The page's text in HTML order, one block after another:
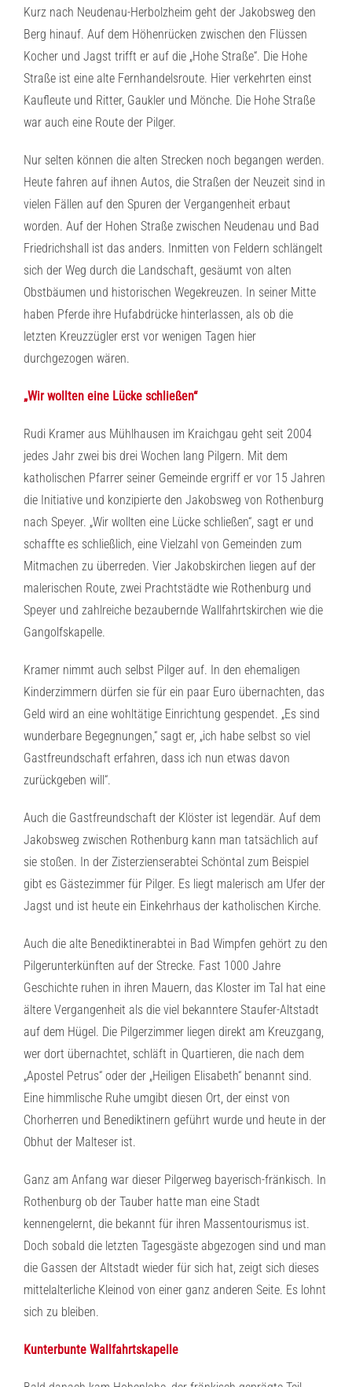
Kurz nach Neudenau-Herbolzheim geht der Jakobsweg den
Berg hinauf. Auf dem Höhenrücken zwischen den Flüssen
Kocher und Jagst trifft er auf die „Hohe Straße“. Die Hohe
Straße ist eine alte Fernhandelsroute. Hier verkehrten einst
Kaufleute und Ritter, Gaukler und Mönche. Die Hohe Straße
war auch eine Route der Pilger.
Nur selten können die alten Strecken noch begangen werden.
Heute fahren auf ihnen Autos, die Straßen der Neuzeit sind in
vielen Fällen auf den Spuren der Vergangenheit erbaut
worden. Auf der Hohen Straße zwischen Neudenau und Bad
Friedrichshall ist das anders. Inmitten von Feldern schlängelt
sich der Weg durch die Landschaft, gesäumt von alten
Obstbäumen und historischen Wegekreuzen. In seiner Mitte
haben Pferde ihre Hufabdrücke hinterlassen, als ob die
letzten Kreuzzügler erst vor wenigen Tagen hier
durchgezogen wären.
„Wir wollten eine Lücke schließen“
Rudi Kramer aus Mühlhausen im Kraichgau geht seit 2004
jedes Jahr zwei bis drei Wochen lang Pilgern. Mit dem
katholischen Pfarrer seiner Gemeinde ergriff er vor 15 Jahren
die Initiative und konzipierte den Jakobsweg von Rothenburg
nach Speyer. „Wir wollten eine Lücke schließen“, sagt er und
schaffte es schließlich, eine Vielzahl von Gemeinden zum
Mitmachen zu überreden. Vier Jakobskirchen liegen auf der
malerischen Route, zwei Prachtstädte wie Rothenburg und
Speyer und zahlreiche bezaubernde Wallfahrtskirchen wie die
Gangolfskapelle.
Kramer nimmt auch selbst Pilger auf. In den ehemaligen
Kinderzimmern dürfen sie für ein paar Euro übernachten, das
Geld wird an eine wohltätige Einrichtung gespendet. „Es sind
wunderbare Begegnungen,“ sagt er, „ich habe selbst so viel
Gastfreundschaft erfahren, dass ich nun etwas davon
zurückgeben will“.
Auch die Gastfreundschaft der Klöster ist legendär. Auf dem
Jakobsweg zwischen Rothenburg kann man tatsächlich auf
sie stoßen. In der Zisterzienserabtei Schöntal zum Beispiel
gibt es Gästezimmer für Pilger. Es liegt malerisch am Ufer der
Jagst und ist heute ein Einkehrhaus der katholischen Kirche.
Auch die alte Benediktinerabtei in Bad Wimpfen gehört zu den
Pilgerunterkünften auf der Strecke. Fast 1000 Jahre
Geschichte ruhen in ihren Mauern, das Kloster im Tal hat eine
ältere Vergangenheit als die viel bekanntere Staufer-Altstadt
auf dem Hügel. Die Pilgerzimmer liegen direkt am Kreuzgang,
wer dort übernachtet, schläft in Quartieren, die nach dem
„Apostel Petrus“ oder der „Heiligen Elisabeth“ benannt sind.
Eine himmlische Ruhe umgibt diesen Ort, der einst von
Chorherren und Benediktinern geführt wurde und heute in der
Obhut der Malteser ist.
Ganz am Anfang war dieser Pilgerweg bayerisch-fränkisch. In
Rothenburg ob der Tauber hatte man eine Stadt
kennengelernt, die bekannt für ihren Massentourismus ist.
Doch sobald die letzten Tagesgäste abgezogen sind und man
die Gassen der Altstadt wieder für sich hat, zeigt sich dieses
mittelalterliche Kleinod von einer ganz anderen Seite. Es lohnt
sich zu bleiben.
Kunterbunte Wallfahrtskapelle